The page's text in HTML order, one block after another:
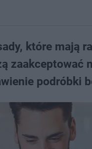
które mają
zaakceptować
podróbki